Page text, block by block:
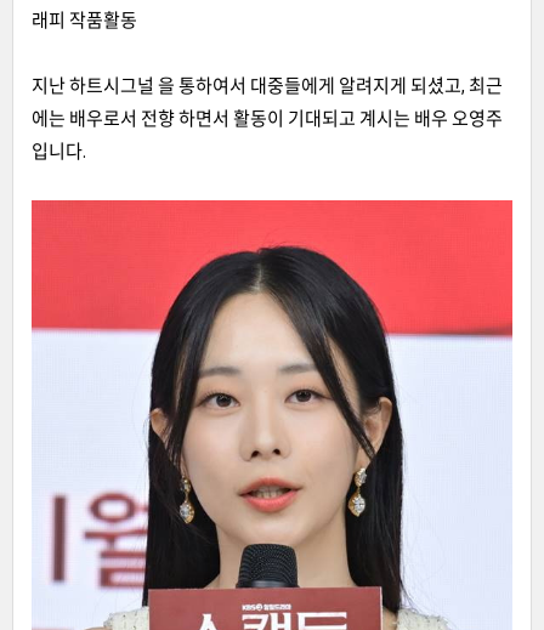
래피 작품활동
지난 하트시그널 을 통하여서 대중들에게 알려지게 되셨고, 최근
에는 배우로서 전향 하면서 활동이 기대되고 계시는 배우 오영주
입니다.